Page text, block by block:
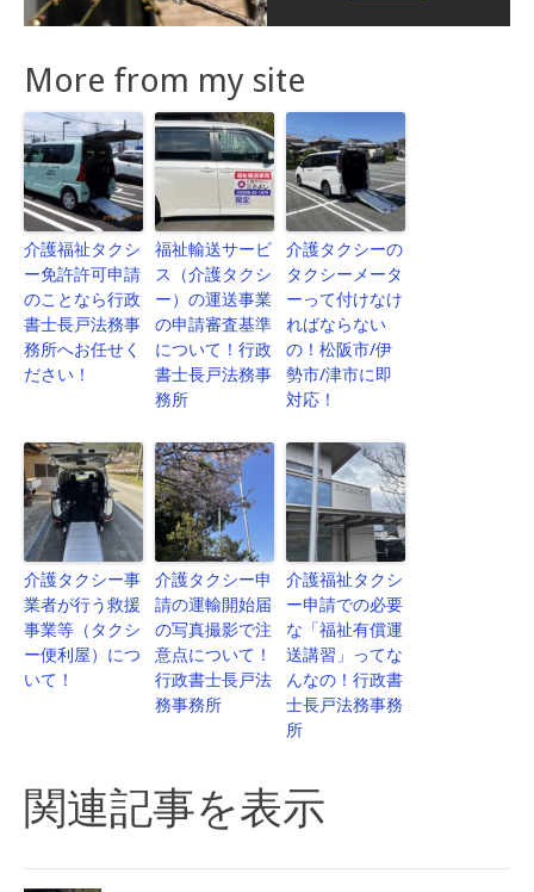
More from my site
介護福祉タクシ
ー免許許可申請
のことなら行政
書士長戸法務事
務所へお任せく
ださい！
福祉輸送サービ
ス（介護タクシ
ー）の運送事業
の申請審査基準
について！行政
書士長戸法務事
務所
介護タクシーの
タクシーメータ
ーって付けなけ
ればならない
の！松阪市/伊
勢市/津市に即
対応！
介護タクシー事
業者が行う救援
事業等（タクシ
ー便利屋）につ
いて！
介護タクシー申
請の運輸開始届
の写真撮影で注
意点について！
行政書士長戸法
務事務所
介護福祉タクシ
ー申請での必要
な「福祉有償運
送講習」ってな
んなの！行政書
士長戸法務事務
所
関連記事を表示